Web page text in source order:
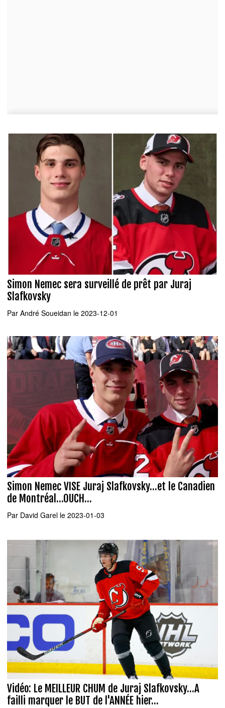
Simon Nemec sera surveillé de prêt par Juraj
Slafkovsky
Par André Soueidan le 2023-12-01
Simon Nemec VISE Juraj Slafkovsky...et le Canadien
de Montréal...OUCH...
Par David Garel le 2023-01-03
Vidéo: Le MEILLEUR CHUM de Juraj Slafkovsky...A
failli marquer le BUT de l'ANNÉE hier...